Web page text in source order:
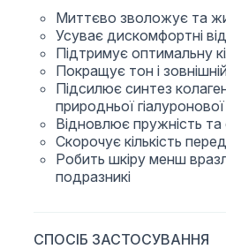
Миттєво зволожує та
Усуває дискомфортні
Підтримує оптимальну
Покращує тон і
Підсилює синтез
природньої
Відновлює пружність та
Скорочує кількість
Робить шкіру менш
подразникі
СПОСІБ ЗАСТОСУВАННЯ